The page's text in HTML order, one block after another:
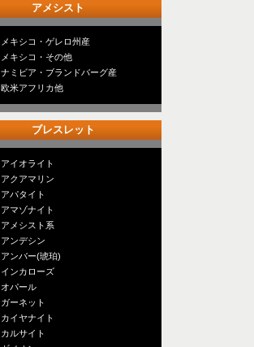
アメシスト
メキシコ・ゲレロ州産
メキシコ・その他
ナミビア・ブランドバーグ産
欧米アフリカ他
ブレスレット
アイオライト
アクアマリン
アパタイト
アマゾナイト
アメシスト系
アンデシン
アンバー(琥珀)
インカローズ
オパール
ガーネット
カイヤナイト
カルサイト